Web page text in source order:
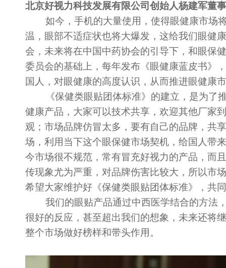
北京好视力科技发展有限公司创始人杨建军董
如今，手机的大量使用，使得眼健康市场
温，眼部不适症状也将大爆发，这给我们眼健
会，未来将在中国中药协会的引导下，和眼保
委员会的基础上，每年发布《眼健康蓝皮书》
国人，对眼健康的高度认识，从而推进眼健康
《保健类眼贴团体标准》的建立，是为了
健康产品，大家可以技术共享，欢迎其他厂家
观；市场品牌仿冒太多，要有自己的品牌，共
场，利用当下这个眼保健市场契机，给国人带
今市场很不规范，常有冒充好视力的产品，而
传现象尤为严重，对品牌伤害比较大，所以市
希望大家维护好《保健类眼贴团体标准》，共
我们的眼贴产品通过中西医学结合的方法
很好的反应，甚至超出我们的想象，未来还将
整个市场做好榜样和带头作用。